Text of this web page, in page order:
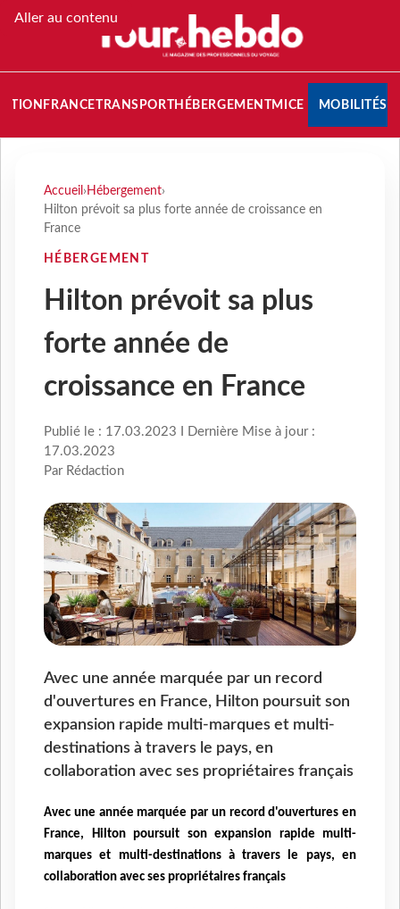
Aller au contenu
FRANCETRANSPORT HÉBERGEMENTMICE MOBILITÉS
Accueil › Hébergement›
Hilton prévoit sa plus forte année de croissance en
France
HÉBERGEMENT
Hilton prévoit sa plus
forte année de
croissance en France
Publié le : 17.03.2023 I Dernière Mise à jour :
17.03.2023
Par Rédaction
Avec une année marquée par un record
d'ouvertures en France, Hilton poursuit son
expansion rapide multi-marques et multi-
destinations à travers le pays, en
collaboration avec ses propriétaires français
Avec une année marquée par un record d'ouvertures en
France, Hilton poursuit son expansion rapide multi-
marques et multi-destinations à travers le pays, en
collaboration avec ses propriétaires français